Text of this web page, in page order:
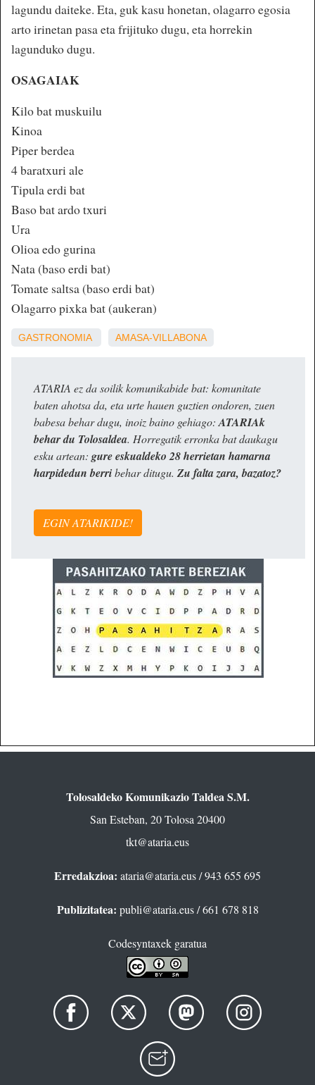
lagundu daiteke. Eta, guk kasu honetan, olagarro egosia
arto irinetan pasa eta frijituko dugu, eta horrekin
lagunduko dugu.
OSAGAIAK
Kilo bat muskuilu
Kinoa
Piper berdea
4 baratxuri ale
Tipula erdi bat
Baso bat ardo txuri
Ura
Olioa edo gurina
Nata (baso erdi bat)
Tomate saltsa (baso erdi bat)
Olagarro pixka bat (aukeran)
GASTRONOMIA AMASA-VILLABONA
ATARIA ez da soilik komunikabide bat: komunitate
baten ahotsa da, eta urte hauen guztien ondoren, zuen
babesa behar dugu, inoiz baino gehiago: ATARIAk
behar du Tolosaldea. Horregatik erronka bat daukagu
esku artean: gure eskualdeko 28 herrietan hamarna
harpidedun berribehar ditugu. Zu falta zara, bazatoz?
EGIN ATARIKIDE!
Tolosaldeko Komunikazio Taldea S.M.
San Esteban, 20 Tolosa 20400
tkt@ataria.eus
Erredakzioa: ataria@ataria.eus/ 943 655 695
Publizitatea: publi@ataria.eus/ 661 678 818
Codesyntaxek garatua